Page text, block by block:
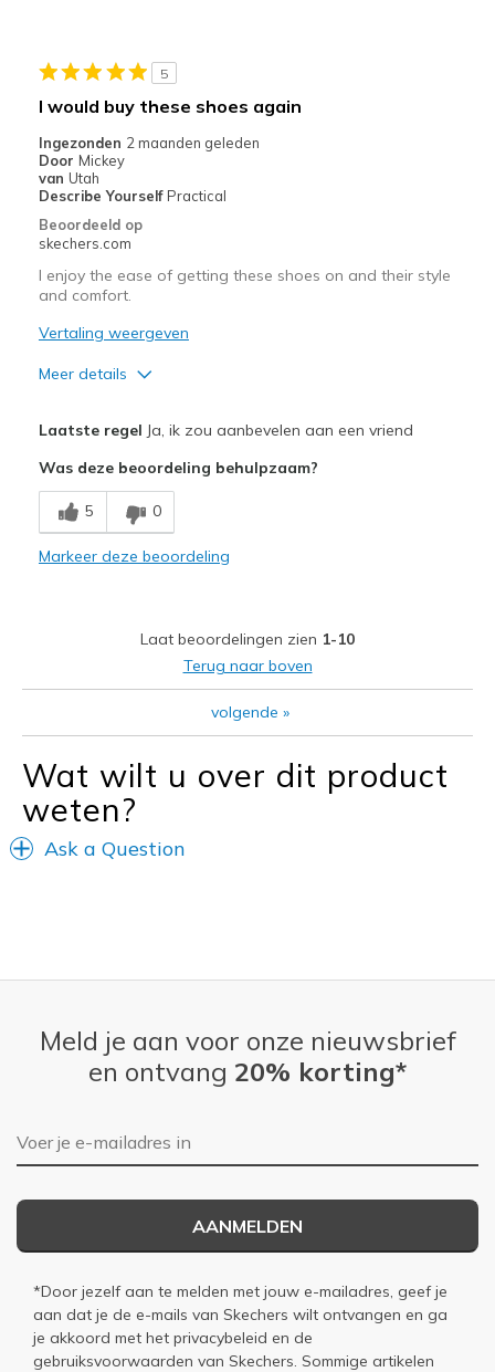
Beste toepassingen
Travel
5
I would buy these shoes again
Ingezonden 2 maanden geleden
Door Mickey
van Utah
Describe Yourself Practical
Beoordeeld op
skechers.com
I enjoy the ease of getting these shoes on and their style
and comfort.
Vertaling weergeven
Meer details
Breathe Well
Comfortable
Feels true to width
Laatste regel Ja, ik zou aanbevelen aan een vriend
Was deze beoordeling behulpzaam?
5 0
Markeer deze beoordeling
Laat beoordelingen zien 1-10
Terug naar boven
volgende »
Wat wilt u over dit product
weten?
Ask a Question
Meld je aan voor onze nieuwsbrief
en ontvang 20% korting*
E-mailadres
AANMELDEN
*Door jezelf aan te melden met jouw e-mailadres, geef je
aan dat je de e-mails van Skechers wilt ontvangen en ga
je akkoord met het privacybeleid en de
gebruiksvoorwaarden van Skechers. Sommige artikelen